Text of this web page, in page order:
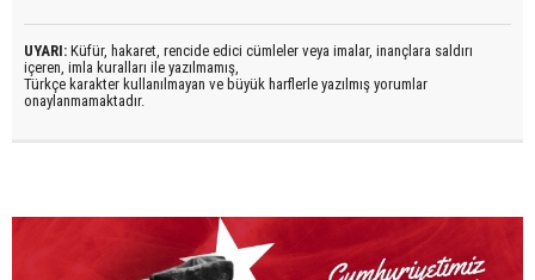
UYARI: Küfür, hakaret, rencide edici cümleler veya imalar, inançlara saldırı
içeren, imla kuralları ile yazılmamış,
Türkçe karakter kullanılmayan ve büyük harflerle yazılmış yorumlar
onaylanmamaktadır.